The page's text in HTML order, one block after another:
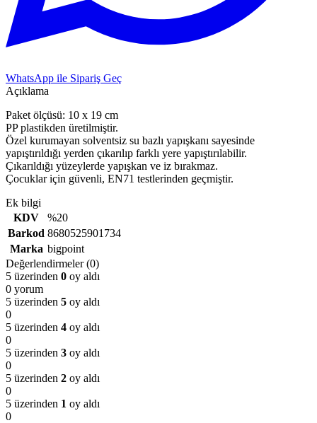
WhatsApp ile Sipariş Geç
Açıklama
Paket ölçüsü: 10 x 19 cm
PP plastikden üretilmiştir.
Özel kurumayan solventsiz su bazlı yapışkanı sayesinde
yapıştırıldığı yerden çıkarılıp farklı yere yapıştırılabilir.
Çıkarıldığı yüzeylerde yapışkan ve iz bırakmaz.
Çocuklar için güvenli, EN71 testlerinden geçmiştir.
Ek bilgi
KDV
%20
Barkod 8680525901734
Marka bigpoint
Değerlendirmeler (0)
5 üzerinden 0 oy aldı
0 yorum
5 üzerinden 5 oy aldı
0
5 üzerinden 4 oy aldı
0
5 üzerinden 3 oy aldı
0
5 üzerinden 2 oy aldı
0
5 üzerinden 1 oy aldı
0